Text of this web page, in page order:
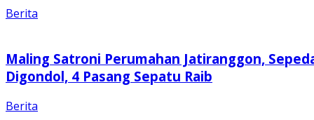
Berita
Maling Satroni Perumahan Jatiranggon,
Digondol, 4 Pasang Sepatu Raib
Berita